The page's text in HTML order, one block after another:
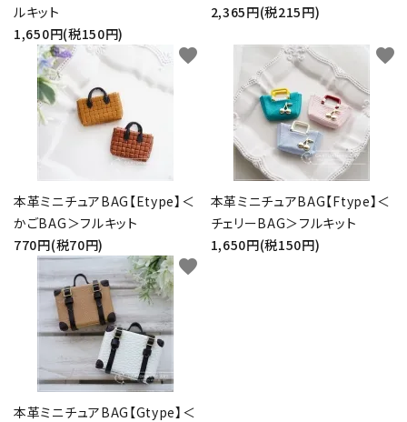
グループ
ガイドライン
お問い合わせ
ルキット
1,650円(税150円)
2,365円(税215円)
本革ミニチュアBAG【Etype】＜
かごBAG＞フルキット
770円(税70円)
favorite
本革ミニチュアBAG【Ftype】＜
チェリーBAG＞フルキット
1,650円(税150円)
favorite
本革ミニチュアBAG【Gtype】＜
favorite